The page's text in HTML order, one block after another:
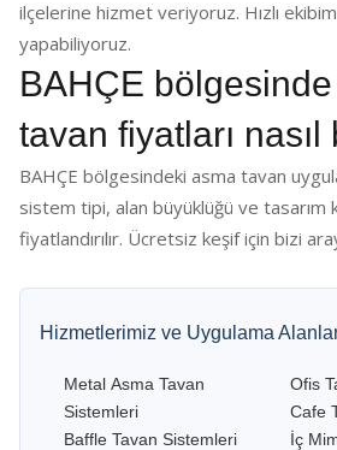
ilçelerine hizmet veriyoruz. Hızlı
yapabiliyoruz.
BAHÇE
tavan fiyatları
BAHÇE bölgesindeki asma tavan
sistem tipi, alan büyüklüğü ve tasarım
fiyatlandırılır. Ücretsiz keşif için bizi
Hizmetlerimiz ve Uygulama
Metal Asma Tavan
Sistemleri
Baffle Tavan Sistemleri
Ofis
Cafe
İç